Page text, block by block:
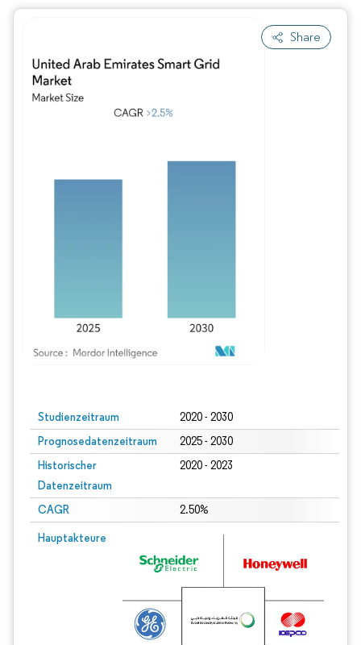
Share
Studienzeitraum 2020 - 2030
Prognosedatenzeitraum 2025 - 2030
Historischer
Datenzeitraum
2020 - 2023
CAGR 2.50%
Hauptakteure